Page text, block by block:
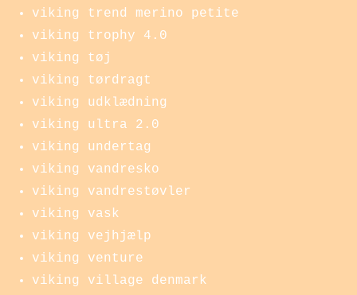
viking trend merino petite
viking trophy 4.0
viking tøj
viking tørdragt
viking udklædning
viking ultra 2.0
viking undertag
viking vandresko
viking vandrestøvler
viking vask
viking vejhjælp
viking venture
viking village denmark